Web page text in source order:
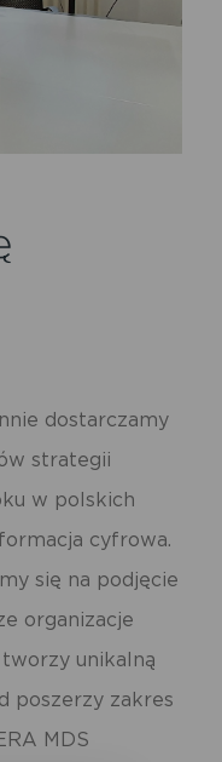
dostarczamy
strategii
w polskich
cyfrowa.
się na podjęcie
organizacje
unikalną
poszerzy zakres
MDS